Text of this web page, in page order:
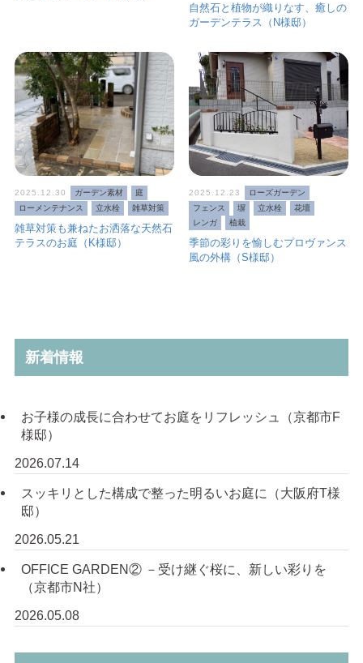
自然石と植物が織りなす、癒しの
ガーデンテラス（N様邸）
雑草対策も兼ねたお洒落な天然石
テラスのお庭（K様邸）
2025.12.30 ガーデン素材
庭
ローメンテナンス
立水栓 雑草対策
季節の彩りを愉しむプロヴァンス
風の外構（S様邸）
2025.12.23
ローズガーデン
フェンス
塀 立水栓
花壇
レンガ
植栽
新着情報
お子様の成長に合わせてお庭をリフレッシュ（京都市F
様邸）
2026.07.14
スッキリとした構成で整った明るいお庭に（大阪府T様
邸）
2026.05.21
OFFICE GARDEN② －受け継ぐ桜に、新しい彩りを
（京都市N社）
2026.05.08